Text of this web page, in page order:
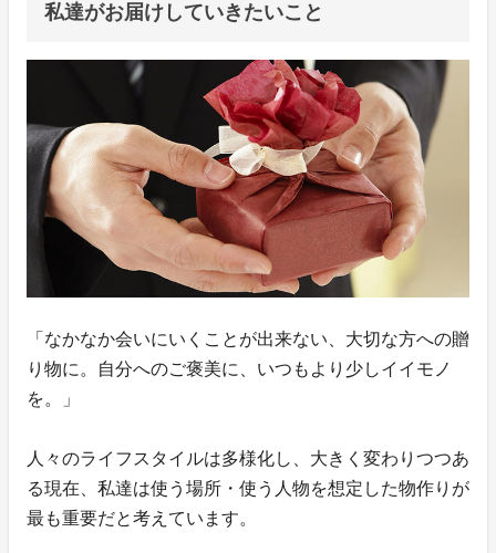
私達がお届けしていきたいこと
「なかなか会いにいくことが出来ない、大切な方への贈
り物に。自分へのご褒美に、いつもより少しイイモノ
を。」
人々のライフスタイルは多様化し、大きく変わりつつあ
る現在、私達は使う場所・使う人物を想定した物作りが
最も重要だと考えています。